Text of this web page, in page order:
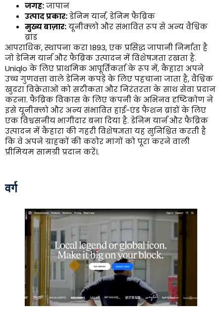
जगह:जापान
उत्पाद प्रकार:डेनिम यार्न, डेनिम फैब्रिक
मुख्य बाज़ार:यूनीक्लो और संभावित रूप से अन्य वैश्विक
ब्रांड
आपराधिक, स्थापना करा 1893, एक प्रसिद्ध जापानी निर्माता है
जो डेनिम यार्न और फैब्रिक उत्पादन में विशेषज्ञता रखता है.
Uniqlo के लिए प्राथमिक आपूर्तिकर्ता के रूप में, कैहारा अपने
उच्च गुणवत्ता वाले डेनिम कपड़े के लिए पहचाना जाता है, वैश्विक
खुदरा विक्रेताओं को सटीकता और निरंतरता के साथ सेवा प्रदान
करना. फैब्रिक विकास के लिए कंपनी के अभिनव दृष्टिकोण ने
इसे यूनीक्लो और अन्य संभावित हाई-एंड फैशन ब्रांडों के लिए
एक विश्वसनीय भागीदार बना दिया है. डेनिम यार्न और फैब्रिक
उत्पादन में कैहारा की गहरी विशेषज्ञता यह सुनिश्चित करती है
कि वे अपने ग्राहकों की कठोर मांगों को पूरा करने वाली
प्रीमियम सामग्री प्रदान करें।.
वर्ग